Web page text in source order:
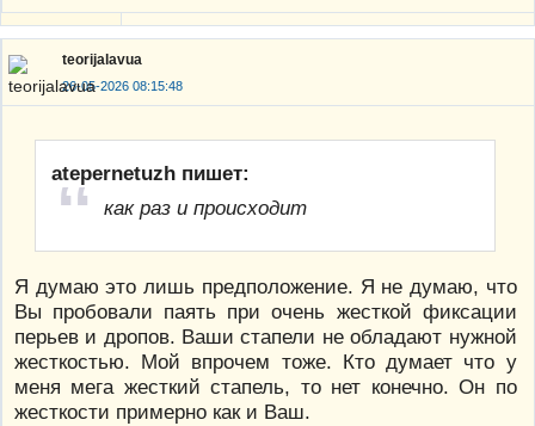
teorijalavua
26-05-2026 08:15:48
atepernetuzh пишет:
как раз и происходит
Я думаю это лишь предположение. Я не думаю, что
Вы пробовали паять при очень жесткой фиксации
перьев и дропов. Ваши стапели не обладают нужной
жесткостью. Мой впрочем тоже. Кто думает что у
меня мега жесткий стапель, то нет конечно. Он по
жесткости примерно как и Ваш.